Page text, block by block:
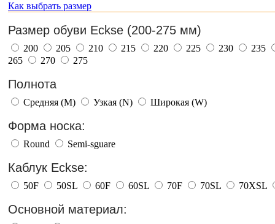
Как выбрать размер
Размер обуви Eckse (200-275 мм)
200 205 210 215 220 225 230
235
265
270 275
Полнота
Средняя (M) Узкая (N) Широкая (W)
Форма носка:
Round Semi-sguare
Каблук Eckse:
50F 50SL 60F 60SL 70F 70SL 70XSL
Основной материал: